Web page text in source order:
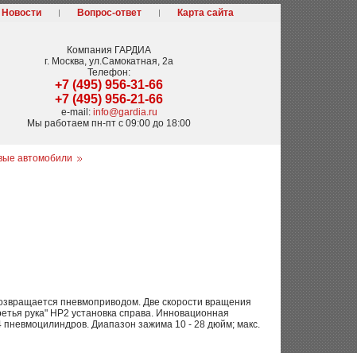
Новости Вопрос-ответ Карта сайта
Компания ГАРДИА
г. Москва, ул.Самокатная, 2а
Телефон:
+7 (495) 956-31-66
+7 (495) 956-21-66
e-mail: info@gardia.ru
Мы работаем пн-пт с 09:00 до 18:00
автомобили
пневмоприводом. Две скорости вращения
рука" HP2 установка справа. Инновационная
Диапазон зажима 10 - 28 дюйм; макс.